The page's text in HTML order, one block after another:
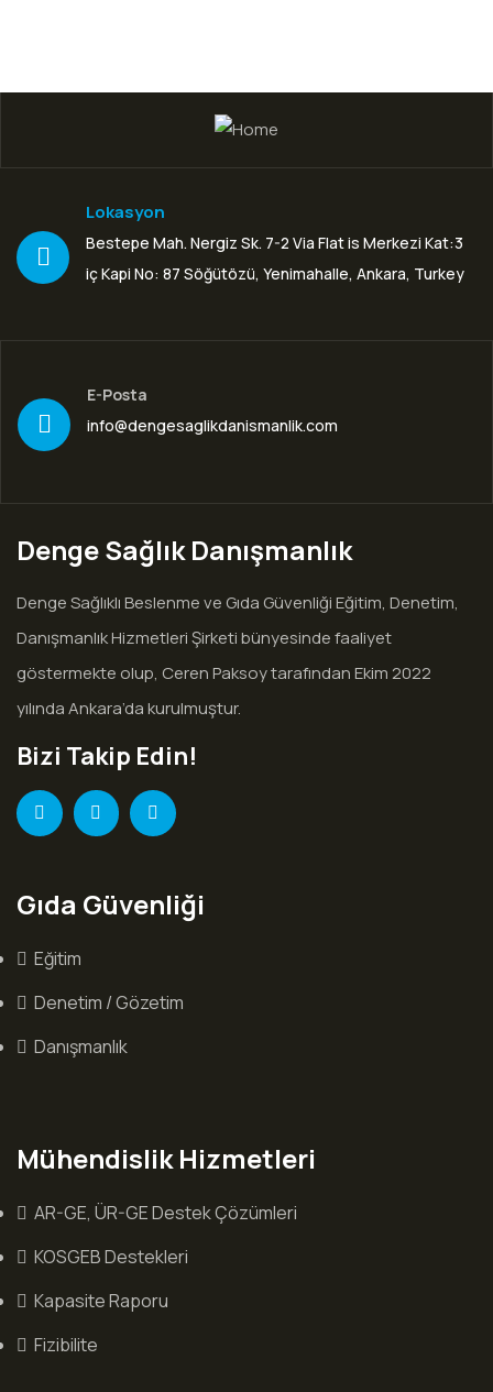
Lokasyon
Bestepe Mah. Nergiz Sk. 7-2 Via Flat is Merkezi Kat:3
iç Kapi No: 87 Söğütözü, Yenimahalle, Ankara, Turkey
E-Posta
info@dengesaglikdanismanlik.com
Denge Sağlık Danışmanlık
Denge Sağlıklı Beslenme ve Gıda Güvenliği Eğitim, Denetim,
Danışmanlık Hizmetleri Şirketi bünyesinde faaliyet
göstermekte olup, Ceren Paksoy tarafından Ekim 2022
yılında Ankara’da kurulmuştur.
Bizi Takip Edin!
Gıda Güvenliği
Eğitim
Denetim / Gözetim
Danışmanlık
Mühendislik Hizmetleri
AR-GE, ÜR-GE Destek Çözümleri
KOSGEB Destekleri
Kapasite Raporu
Fizibilite